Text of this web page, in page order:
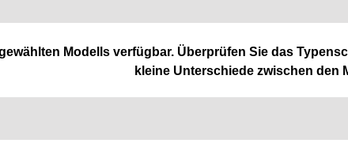
Modells verfügbar. Überprüfen Sie das
kleine Unterschiede zwischen den